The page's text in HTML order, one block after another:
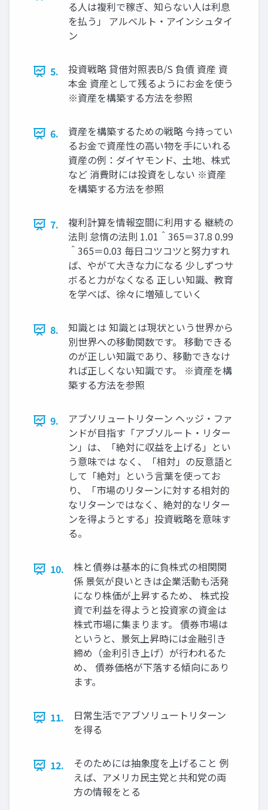
る人は複利で稼ぎ、知らない人は利息
を払う」 アルベルト・アインシュタイ
ン
5.
投資戦略 貸借対照表B/S 負債 資産 資
本金 資産として残るようにお金を使う
※資産を構築する方法を参照
6.
資産を構築するための戦略 今持ってい
るお金で資産性の高い物を手にいれる
資産の例：ダイヤモンド、土地、株式
など 消費財には投資をしない ※資産
を構築する方法を参照
7.
複利計算を情報空間に利用する 継続の
法則 怠惰の法則 1.01＾365＝37.8 0.99
＾365＝0.03 毎日コツコツと努力すれ
ば、やがて大きな力になる 少しずつサ
ボると力がなくなる 正しい知識、教育
を学べば、徐々に増殖していく
8.
知識とは 知識とは現状という世界から
別世界への移動関数です。 移動できる
のが正しい知識であり、移動できなけ
れば正しくない知識です。 ※資産を構
築する方法を参照
9.
アブソリュートリターン ヘッジ・ファ
ンドが目指す「アブソルート・リター
ン」は、「絶対に収益を上げる」とい
う意味では なく、「相対」の反意語と
して「絶対」という言葉を使ってお
り、「市場のリターンに対する相対的
なリターンではなく、絶対的なリター
ンを得ようとする」投資戦略を意味す
る。
10.
株と債券は基本的に負株式の相関関
係 景気が良いときは企業活動も活発
になり株価が上昇するため、 株式投
資で利益を得ようと投資家の資金は
株式市場に集まります。 債券市場は
というと、景気上昇時には金融引き
締め（金利引き上げ）が行われるた
め、 債券価格が下落する傾向にあり
ます。
11.
日常生活でアブソリュートリターン
を得る
12.
そのためには抽象度を上げること 例
えば、アメリカ民主党と共和党の両
方の情報をとる